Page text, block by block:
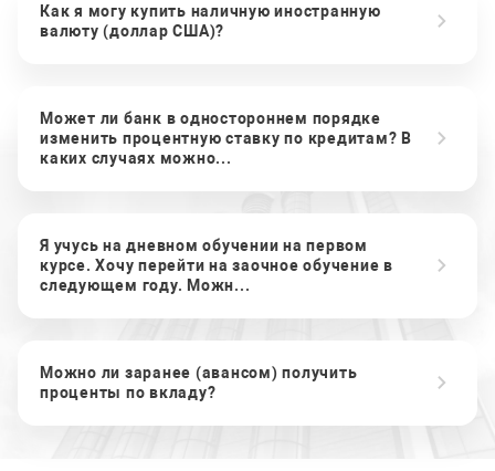
Как я могу купить наличную иностранную
валюту (доллар США)?
Может ли банк в одностороннем порядке
изменить процентную ставку по кредитам? В
каких случаях можно...
Я учусь на дневном обучении на первом
курсе. Хочу перейти на заочное обучение в
следующем году. Можн...
Можно ли заранее (авансом) получить
проценты по вкладу?